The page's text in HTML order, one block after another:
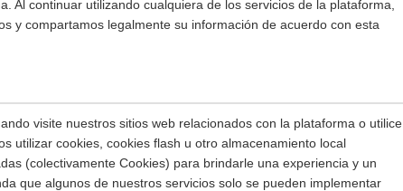
Al continuar utilizando cualquiera de los servicios de la plataforma,
y compartamos legalmente su información de acuerdo con esta
visite nuestros sitios web relacionados con la plataforma o utilice
utilizar cookies, cookies flash u otro almacenamiento local
(colectivamente Cookies) para brindarle una experiencia y un
que algunos de nuestros servicios solo se pueden implementar